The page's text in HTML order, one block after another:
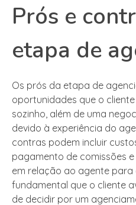
Prós e
etapa de
Os prós da etapa de
oportunidades que o
sozinho, além de uma
devido à experiência do
contras podem incluir
pagamento de comissões
em relação ao agente para
fundamental que o cliente
de decidir por um